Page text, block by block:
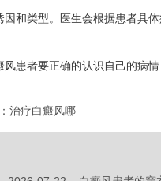
和类型。医生会根据患者具
者要正确的认识自己的病情
治疗白癜风哪